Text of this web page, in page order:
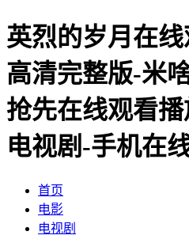
英烈的岁月在
高清完整版-米
抢先在线观看播
电视剧-手机在
首页
电影
电视剧